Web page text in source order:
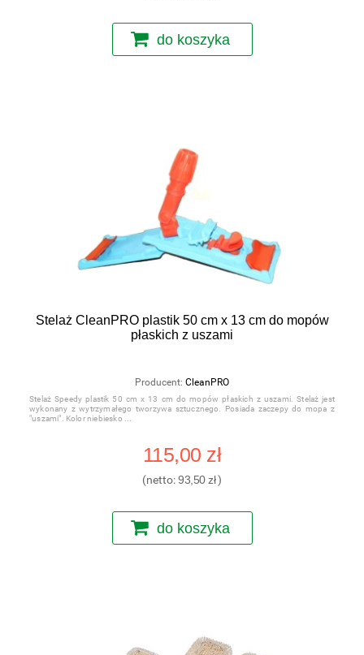
do koszyka
Stelaż CleanPRO plastik 50 cm x 13 cm do mopów
płaskich z uszami
Producent: CleanPRO
Stelaż Speedy plastik 50 cm x 13 cm do mopów płaskich z uszami. Stelaż jest
wykonany z wytrzymałego tworzywa sztucznego. Posiada zaczepy do mopa z
"uszami". Kolor niebiesko
115,00 zł
(netto:93,50 zł)
do koszyka